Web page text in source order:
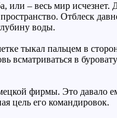
или – весь мир
Отблеск
воды.
тыкал пальцем в
всматриваться в
фирмы. Это давало
цель его командировок.